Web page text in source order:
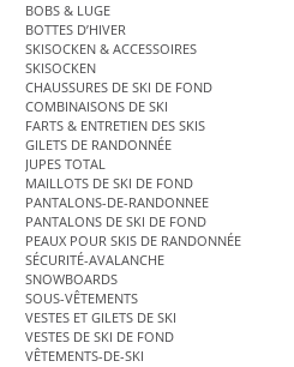
BOBS & LUGE
BOTTES D’HIVER
SKISOCKEN & ACCESSOIRES
SKISOCKEN
CHAUSSURES DE SKI DE FOND
COMBINAISONS DE SKI
FARTS & ENTRETIEN DES SKIS
GILETS DE RANDONNÉE
JUPES TOTAL
MAILLOTS DE SKI DE FOND
PANTALONS-DE-RANDONNEE
PANTALONS DE SKI DE FOND
PEAUX POUR SKIS DE RANDONNÉE
SÉCURITÉ-AVALANCHE
SNOWBOARDS
SOUS-VÊTEMENTS
VESTES ET GILETS DE SKI
VESTES DE SKI DE FOND
VÊTEMENTS-DE-SKI